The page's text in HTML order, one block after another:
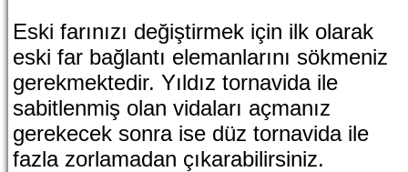
Eski farınızı değiştirmek için ilk olarak
eski far bağlantı elemanlarını sökmeniz
gerekmektedir. Yıldız tornavida ile
sabitlenmiş olan vidaları açmanız
gerekecek sonra ise düz tornavida ile
fazla zorlamadan çıkarabilirsiniz.